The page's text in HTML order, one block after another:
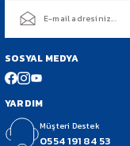
SOSYAL MEDYA
YARDIM
Müşteri Destek
0554 191 84 53